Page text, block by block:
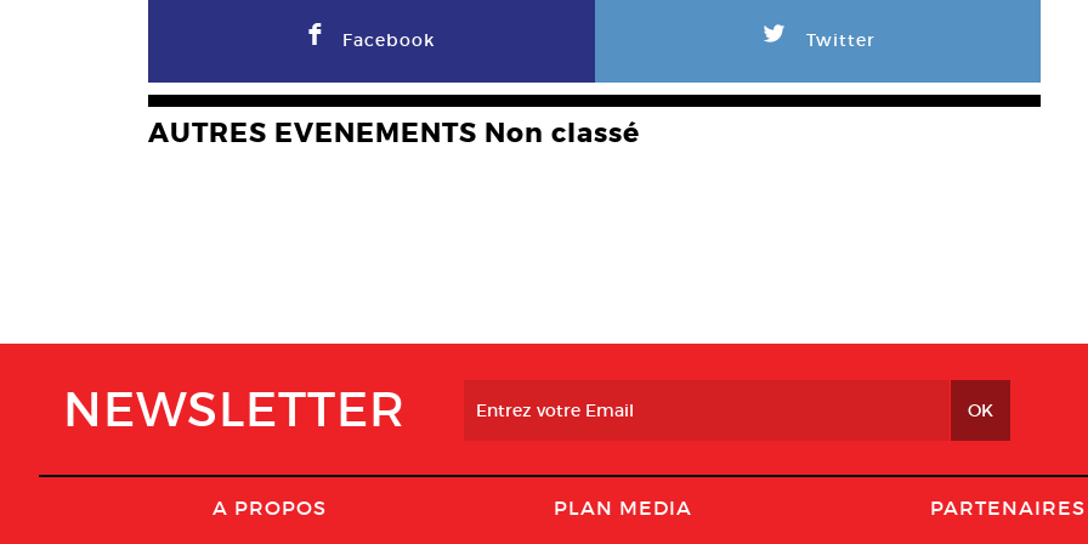
F Facebook L Twitter
AUTRES EVENEMENTS Non classé
NEWSLETTER
A PROPOS PLAN MEDIA PARTENAIRES